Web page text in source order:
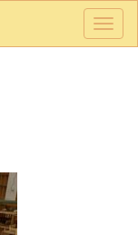
メ
ニ